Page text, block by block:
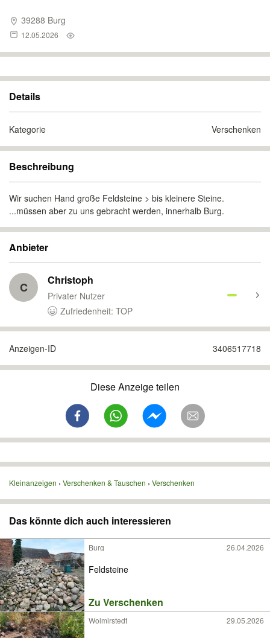
39288 Burg
12.05.2026
Details
Kategorie Verschenken
Beschreibung
Wir suchen Hand große Feldsteine > bis kleinere Steine.
...müssen aber zu uns gebracht werden, innerhalb Burg.
Anbieter
C Christoph
Privater Nutzer
Zufriedenheit: TOP
Anzeigen-ID 3406517718
Diese Anzeige teilen
Kleinanzeigen Verschenken & Tauschen Verschenken
Das könnte dich auch interessieren
Burg 26.04.2026
Feldsteine
Zu Verschenken
Wolmirstedt 29.05.2026